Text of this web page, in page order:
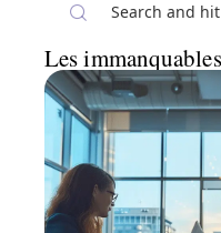
Les immanquables